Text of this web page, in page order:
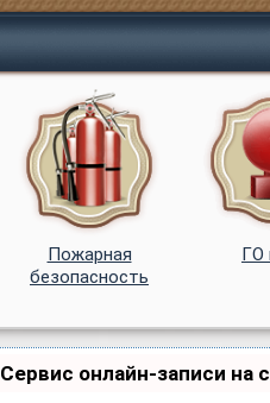
Пожарная
безопасность
ГО
Сервис онлайн-записи на